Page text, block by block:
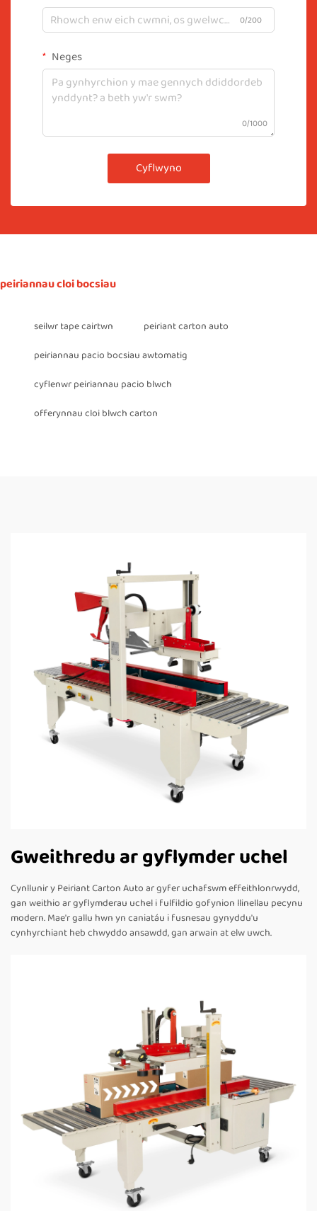
0/200
Neges
0/1000
Cyflwyno
peiriannau cloi bocsiau
seilwr tape cairtwn
peiriant carton auto
peiriannau pacio bocsiau awtomatig
cyflenwr peiriannau pacio blwch
offerynnau cloi blwch carton
Gweithredu ar gyflymder uchel
Cynllunir y Peiriant Carton Auto ar gyfer uchafswm effeithlonrwydd,
gan weithio ar gyflymderau uchel i fulfildio gofynion llinellau pecynu
modern. Mae'r gallu hwn yn caniatáu i fusnesau gynyddu'u
cynhyrchiant heb chwyddo ansawdd, gan arwain at elw uwch.